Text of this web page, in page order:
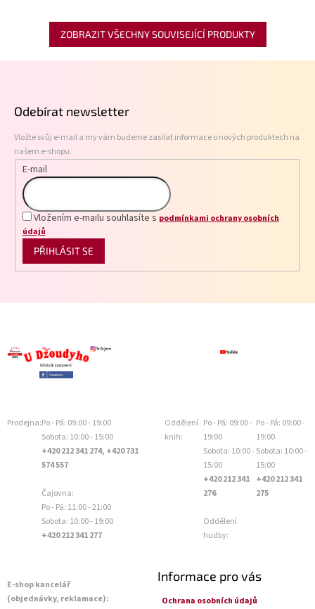
ZOBRAZIT VŠECHNY SOUVISEJÍCÍ PRODUKTY
Odebírat newsletter
Vložte svůj e-mail a my vám budeme zasílat informace o nových produktech na
našem e-shopu.
E-mail
Vložením e-mailu souhlasíte s podmínkami ochrany osobních
údajů
PŘIHLÁSIT SE
Prodejna:Po - Pá: 09:00 - 19:00
Sobota: 10:00 - 15:00
+420 212 341 274, +420 731
574 557
Čajovna:
Po - Pá: 11:00 - 21:00
Sobota: 10:00 - 19:00
+420 212 341 277
Oddělení
knih:
Po - Pá: 09:00 -
19:00
Sobota: 10:00 -
15:00
+420 212 341
276
Oddělení
hudby:
Po - Pá: 09:00 -
19:00
Sobota: 10:00 -
15:00
+420 212 341
275
E-shop kancelář
(objednávky, reklamace):
Informace pro vás
Ochrana osobních údajů